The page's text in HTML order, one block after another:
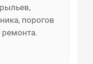
порогов
ремонта.